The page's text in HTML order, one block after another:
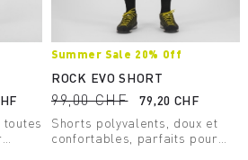
Summer Sale 20% Off
ROCK EVO SHORT
99,00 CHF
79,20 CHF
Shorts polyvalents, doux et
confortables, parfaits pour